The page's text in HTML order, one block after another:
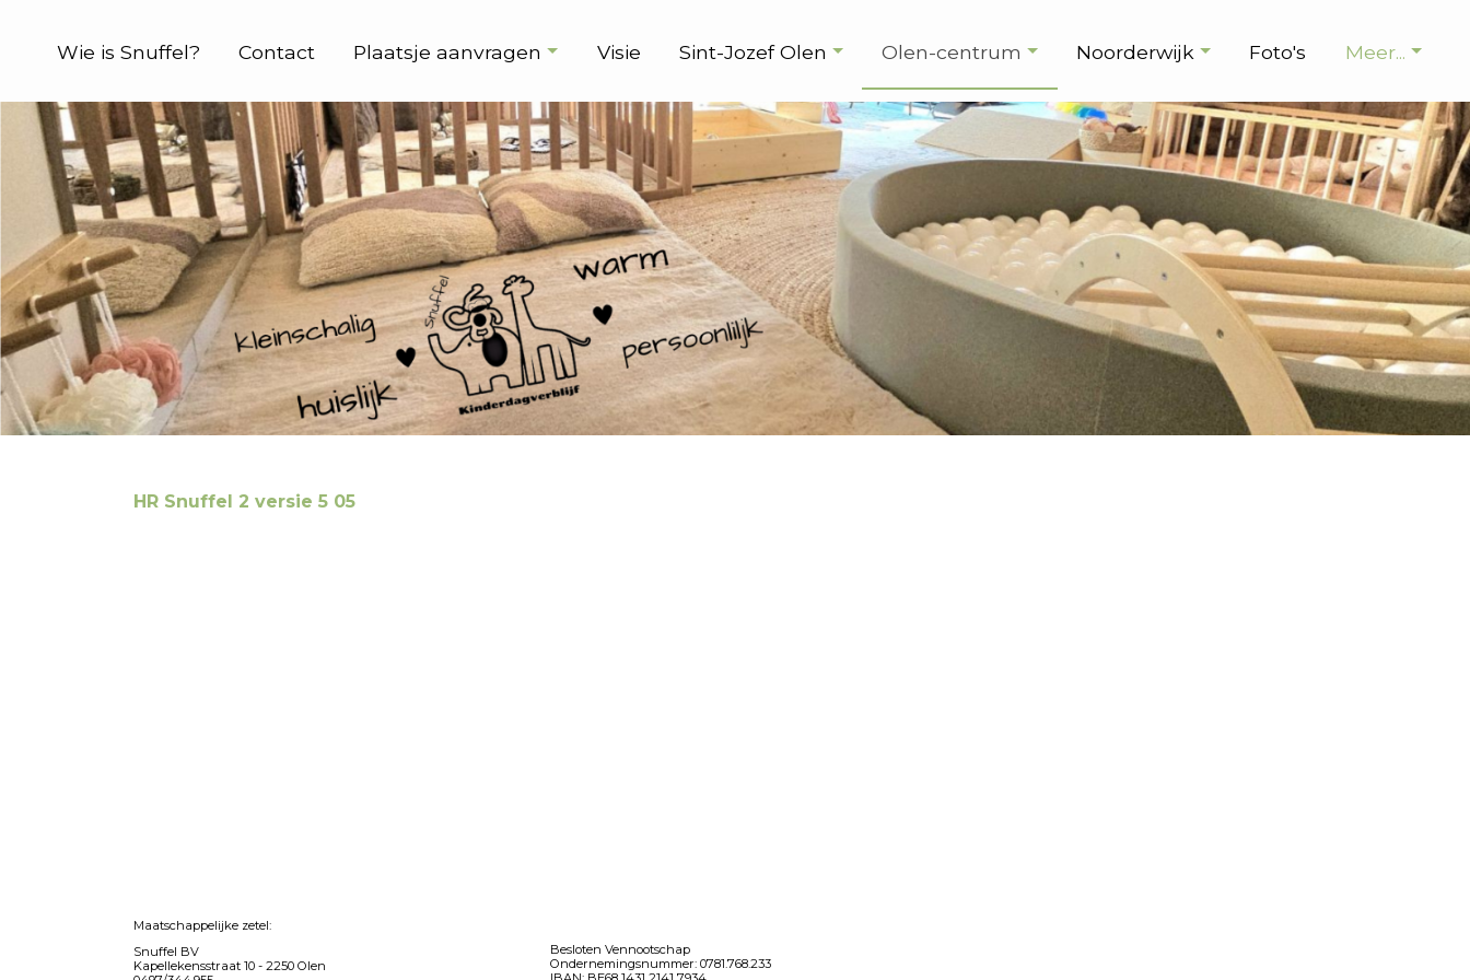
Wie is Snuffel? Contact Plaatsje aanvragen Visie Sint-Jozef Olen Olen-centrum Noorderwijk Foto's Meer...
HR Snuffel 2 versie 5 05
Maatschappelijke zetel:
Snuffel BV
Kapellekensstraat 10 - 2250 Olen
Besloten Vennootschap
Ondernemingsnummer: 0781.768.233